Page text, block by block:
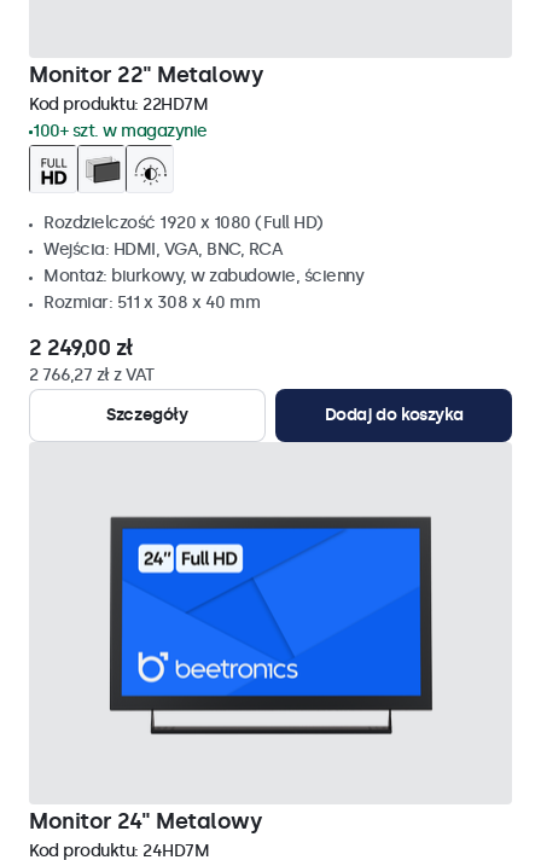
Monitor 22" Metalowy
Kod produktu: 22HD7M
100+ szt. w magazynie
Rozdzielczość 1920 x 1080 (Full HD)
Wejścia: HDMI, VGA, BNC, RCA
Montaż: biurkowy, w zabudowie, ścienny
Rozmiar: 511 x 308 x 40 mm
2 249,00 zł
2 766,27 zł z VAT
Szczegóły
Dodaj do koszyka
Monitor 24" Metalowy
Kod produktu: 24HD7M